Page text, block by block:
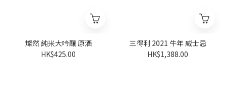
燦然 純米大吟釀 原酒
HK$425.00
三得利 2021 牛年 威士忌
HK$1,388.00